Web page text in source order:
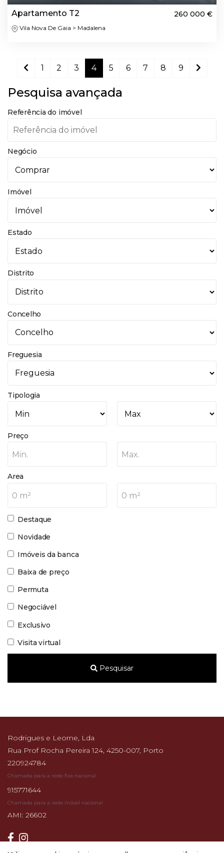
Apartamento T2 260 000 €
Vila Nova De Gaia > Madalena
1 2 3 4 5 6 7 8 9
Pesquisa avançada
Referência do imóvel
Negócio
Imóvel
Estado
Distrito
Concelho
Freguesia
Tipologia
Preço
Min. Max.
Area
0 m² 0 m²
Destaque
Novidade
Imóveis da banca
Baixa de preço
Permuta
Negociável
Exclusivo
Visita virtual
Pesquisar
Rodrigues e Leorne, Lda
Rua Prof Rocha Pereira 124, 4250-007, Porto
220924784
Chamada para a rede fixa nacional
915771644
Chamada para a rede móvel nacional
AMI: 26602